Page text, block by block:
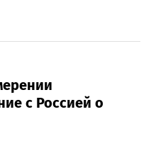
с Россией о